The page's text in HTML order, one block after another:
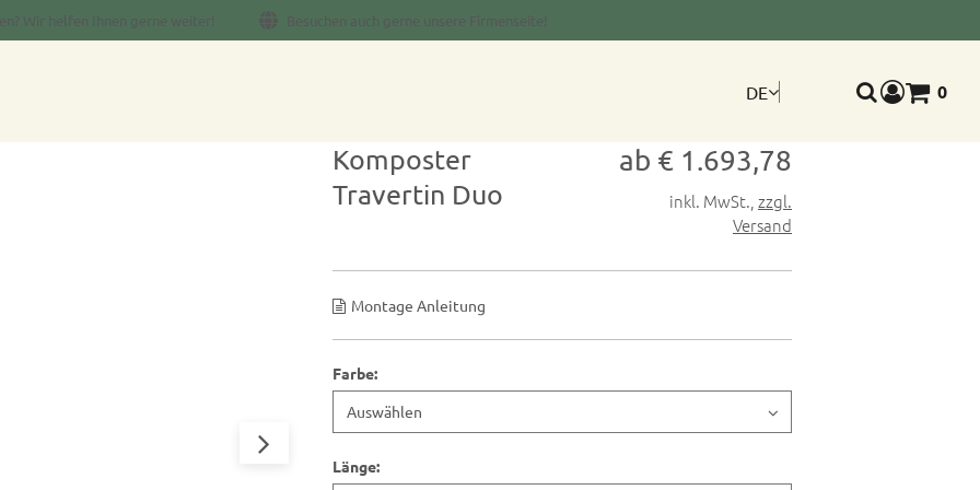
Wir helfen Ihnen gerne weiter! Besuchen auch gerne unsere Firmenseite!
DE 0
Komposter
Travertin Duo
ab € 1.693,78
inkl. MwSt. zzgl.
Versand
Montage Anleitung
Farbe:
Länge: